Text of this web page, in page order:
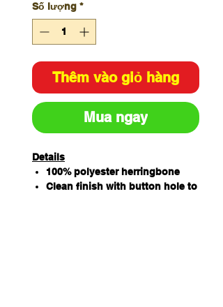
Số lượng *
Thêm vào giỏ hàng
Mua ngay
Details
100% polyester herringbone
Clean finish with button hole to